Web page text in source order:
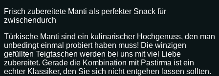
Frisch zubereitete Manti als perfekter Snack für
zwischendurch
Türkische Manti sind ein kulinarischer Hochgenuss, den man
unbedingt einmal probiert haben muss! Die winzigen
gefüllten Teigtaschen werden bei uns mit viel Liebe
zubereitet. Gerade die Kombination mit Pastirma ist ein
echter Klassiker, den Sie sich nicht entgehen lassen sollten.